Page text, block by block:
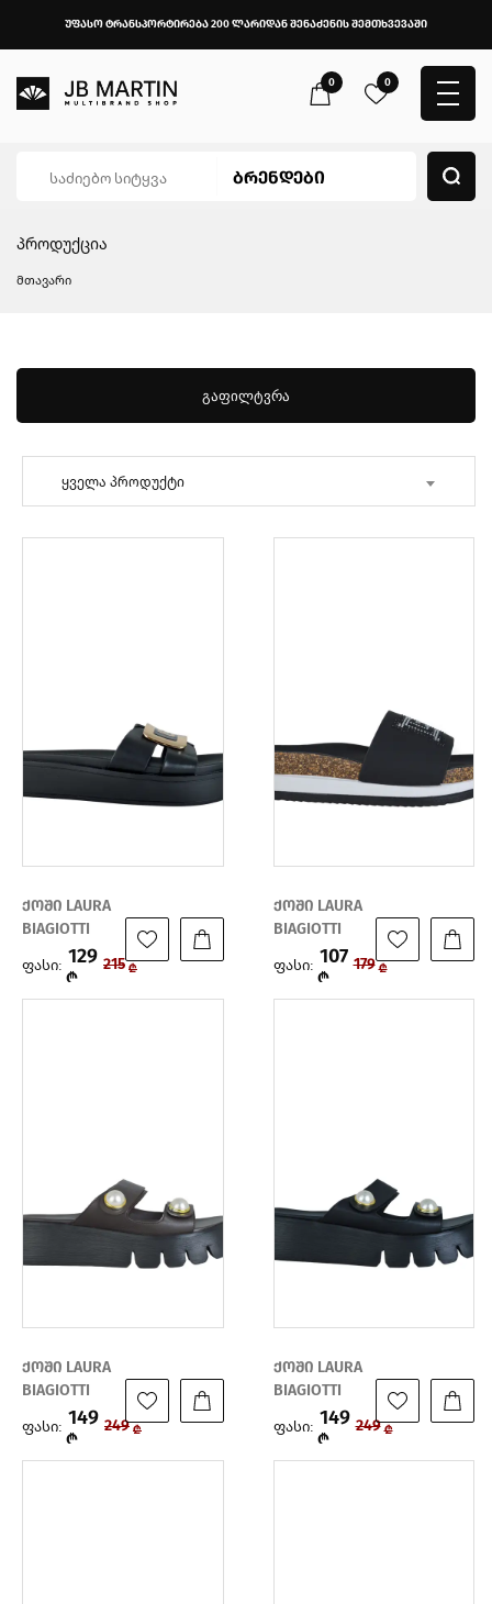
უფასო ტრანსპორტირება 200 ლარიდან შენაძენის შემთხვევაში
0 0
პროდუქცია
მთავარი
გაფილტვრა
ყველა პროდუქტი
ქოში LAURA
BIAGIOTTI
ფასი: 129
₾
215 ₾
ქოში LAURA
BIAGIOTTI
ფასი: 107
₾
179 ₾
ქოში LAURA
BIAGIOTTI
ფასი: 149
₾
249 ₾
ქოში LAURA
BIAGIOTTI
ფასი: 149
₾
249 ₾